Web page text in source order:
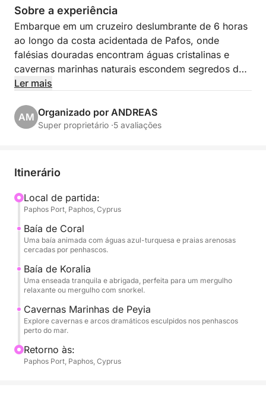
Sobre a experiência
Embarque em um cruzeiro deslumbrante de 6 horas
ao longo da costa acidentada de Pafos, onde
falésias douradas encontram águas cristalinas e
cavernas marinhas naturais escondem segredos do
mar. Esta jornada inesquecível combina relaxamento
quem deseja vivenciar Chipre além da praia.
medieval. O barco desliza em direção à Baía de
turquesa e formações rochosas impressionantes.
Logo depois, você chegará à Baía de Koralia, onde
desfrutará de sua primeira parada para mergulho —
uma enseada intocada e protegida, perfeita para
flutuar, mergulhar com snorkel ou simplesmente
mergulhar no Mediterrâneo.
À medida que o litoral se torna mais selvagem, você
se aproximará das famosas Cavernas Marinhas de
Peyia, onde o vento e as ondas esculpiram túneis e
novamente para um segundo mergulho, dando-lhe a
oportunidade de mergulhar com snorkel ao lado
Ler mais
AM Organizado por ANDREAS
Super proprietário ·5 avaliações
Itinerário
Local de partida:
Paphos Port, Paphos, Cyprus
Baía de Coral
Uma baía animada com águas azul-turquesa e praias arenosas
cercadas por penhascos.
Baía de Koralia
Uma enseada tranquila e abrigada, perfeita para um mergulho
relaxante ou mergulho com snorkel.
Cavernas Marinhas de Peyia
Explore cavernas e arcos dramáticos esculpidos nos penhascos
perto do mar.
Retorno às:
Paphos Port, Paphos, Cyprus